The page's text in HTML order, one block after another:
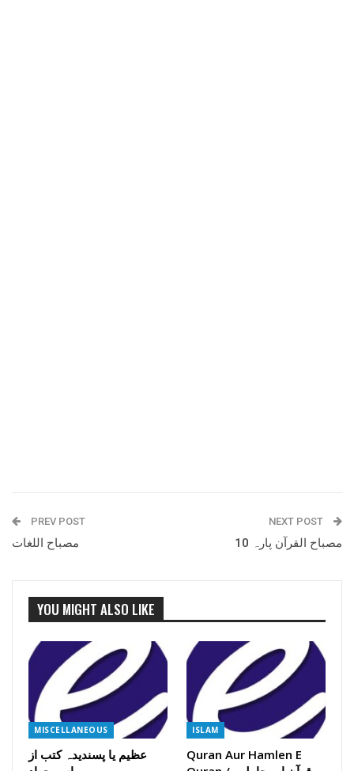
PREV POST
مصباح اللغات
NEXT POST
مصباح القرآن پارہ 10
YOU MIGHT ALSO LIKE
MISCELLANEOUS
عظیم یا پسندیدہ کتب از
ISLAM
Quran Aur Hamlen E